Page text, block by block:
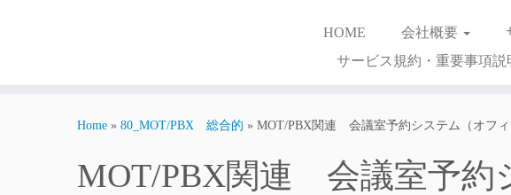
HOME 会社概要
サービス規約・重要事項説
Home » 80_MOT/PBX 総合的 » MOT/PBX関連 会議室予約システム（オフィ
MOT/PBX関連 会議室予約